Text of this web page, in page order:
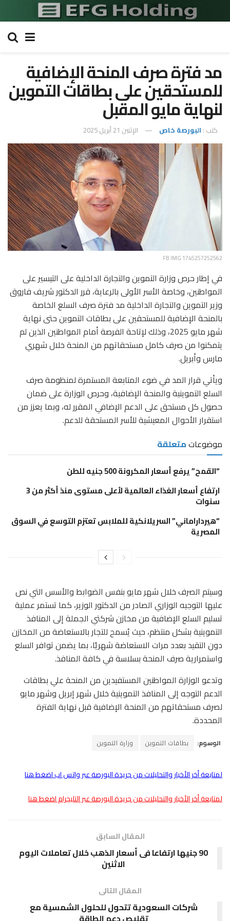
مد فترة صرف المنحة الإضافية
للمستحقين على بطاقات التموين
لنهاية مايو المقبل
كتب : البورصة خاص الإثنين 21 أبريل 2025
FB IMG 1745257252562
في إطار حرص وزارة التموين والتجارة الداخلية على التيسير على
المواطنين، وخاصة الأسر الأولى بالرعاية، قرر الدكتور شريف فاروق
وزير التموين والتجارة الداخلية مد فترة صرف السلع الخاصة
بالمنحة الإضافية للمستحقين على بطاقات التموين حتى نهاية
شهر مايو 2025، وذلك لإتاحة الفرصة أمام المواطنين الذين لم
يتمكنوا من صرف كامل مستحقاتهم من المنحة خلال شهري
مارس وأبريل.
ويأتي قرار المد في ضوء المتابعة المستمرة لمنظومة صرف
السلع التموينية والمنحة الإضافية، وحرص الوزارة على ضمان
حصول كل مستحق على الدعم الإضافي المقرر له، وبما يعزز من
استقرار الأحوال المعيشية للأسر المستحقة للدعم.
موضوعاتمتعلقة
“القمح” يرفع أسعار المكرونة 500 جنيه للطن
ارتفاع أسعار الغذاء العالمية لأعلى مستوى منذ أكثر من 3
سنوات
“هيرداراماني” السريلانكية للملابس تعتزم التوسع في السوق
المصرية
وسيتم الصرف خلال شهر مايو بنفس الضوابط والأسس التي نص
عليها التوجيه الوزاري الصادر من الدكتور الوزير، كما تستمر عملية
تسليم السلع الإضافية من مخازن شركتي الجملة إلى المنافذ
التموينية بشكل منتظم، حيث يُسمح للتجار بالاستعاضة من المخازن
دون التقيد بعدد مرات الاستعاضة شهريًا، بما يضمن توافر السلع
واستمرارية صرف المنحة بسلاسة في كافة المنافذ.
وتدعو الوزارة المواطنين المستفيدين من المنحة علي بطاقات
الدعم التوجه إلى المنافذ التموينية خلال شهر إبريل وشهر مايو
لصرف مستحقاتهم من المنحة الإضافية قبل نهاية الفترة
المحددة.
الوسوم: بطاقات التموين وزارة التموين
لمتابعة أخر الأخبار والتحليلات من جريدة البورصة عبر واتس اب اضغط هنا
لمتابعة أخر الأخبار والتحليلات من جريدة البورصة عبر التليجرام اضغط هنا
المقال السابق
90 جنيها ارتفاعا فى أسعار الذهب خلال تعاملات اليوم
الاثنين
المقال التالى
شركات السعودية تتحول للحلول الشمسية مع